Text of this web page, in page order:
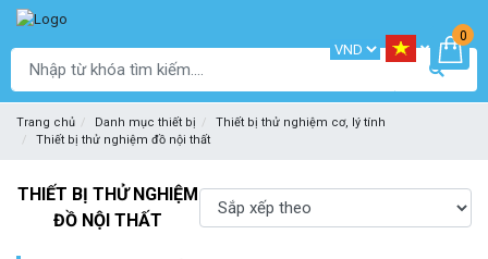
0
Trang chủ Danh mục thiết bị
Thiết bị thử nghiệm cơ, lý tính
Thiết bị thử nghiệm đồ nội thất
THIẾT BỊ THỬ NGHIỆM
ĐỒ NỘI THẤT